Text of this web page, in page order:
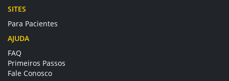
SITES
Para Pacientes
AJUDA
FAQ
Primeiros Passos
Fale Conosco